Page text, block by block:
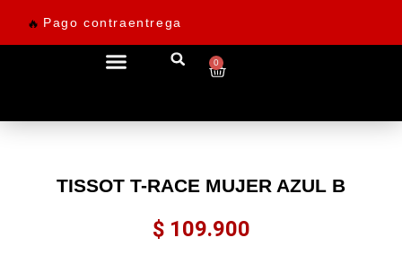
🔥 Pago contraentrega
0
TISSOT T-RACE MUJER AZUL B
$109.900